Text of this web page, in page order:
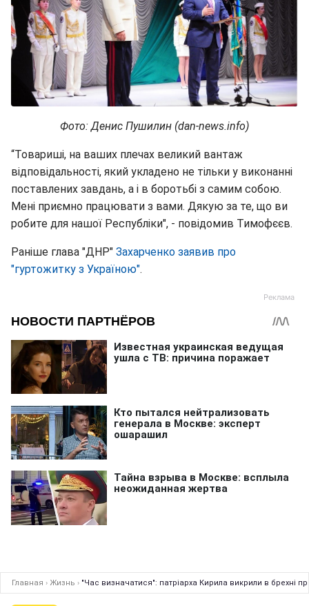
Фото: Денис Пушилин (dan-news.info)
“Товариші, на ваших плечах великий вантаж
відповідальності, який укладено не тільки у виконанні
поставлених завдань, а і в боротьбі з самим собою.
Мені приємно працювати з вами. Дякую за те, що ви
робите для нашої Республіки", - повідомив Тимофєєв.
Раніше глава "ДНР" Захарченко заявив про
"гуртожитку з Україною".
Главная › Жизнь › "Час визначатися": патріарха Кирила викрили в брехні